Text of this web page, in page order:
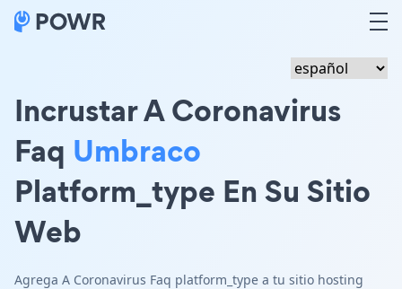
Incrustar A Coronavirus
Faq Umbraco
Platform_type En Su Sitio
Web
Agrega A Coronavirus Faq platform_type a tu sitio hosting